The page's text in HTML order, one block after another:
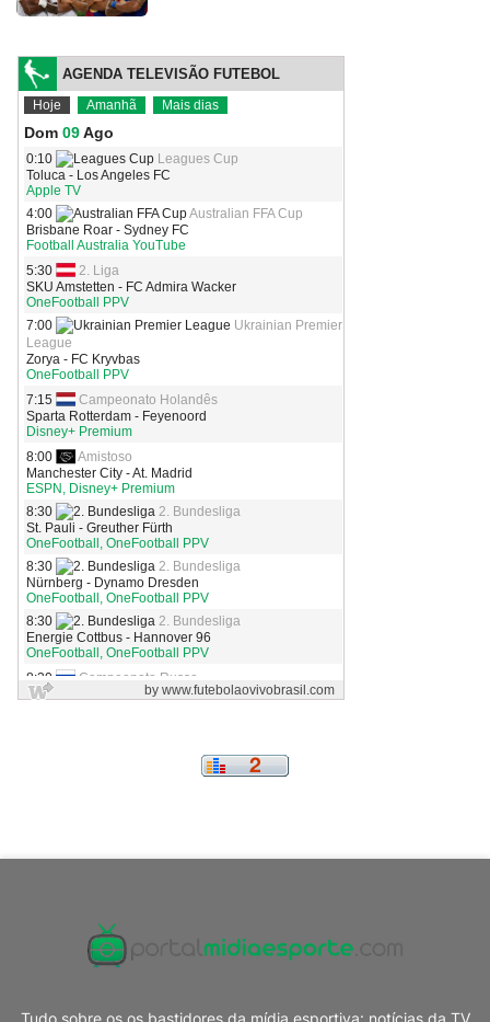
Tudo sobre os os bastidores da mídia esportiva: notícias da TV